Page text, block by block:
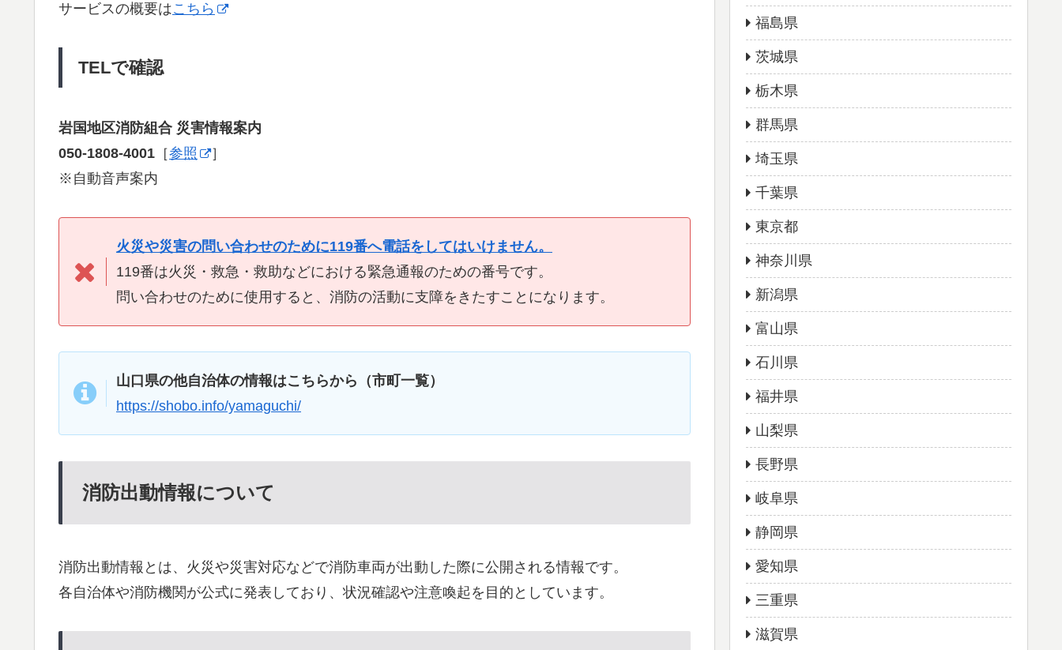
サービスの概要はこちら
TELで確認
岩国地区消防組合 災害情報案内
050-1808-4001 ［参照
］
※自動音声案内
火災や災害の問い合わせのために119番へ電話をしてはいけません。
119番は火災・救急・救助などにおける緊急通報のための番号です。
問い合わせのために使用すると、消防の活動に支障をきたすことになります。
山口県の他自治体の情報はこちらから（市町一覧）
https://shobo.info/yamaguchi/
消防出動情報について
消防出動情報とは、火災や災害対応などで消防車両が出動した際に公開される情報です。
各自治体や消防機関が公式に発表しており、状況確認や注意喚起を目的としています。
福島県
茨城県
栃木県
群馬県
埼玉県
千葉県
東京都
神奈川県
新潟県
富山県
石川県
福井県
山梨県
長野県
岐阜県
静岡県
愛知県
三重県
滋賀県